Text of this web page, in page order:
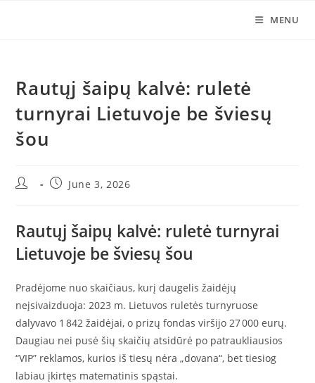
MENU
Rautųj šaipų kalvė: ruletė
turnyrai Lietuvoje be šviesų
šou
Post
PostJune 3, 2026
Rautųj šaipų kalvė: ruletė turnyrai
Lietuvoje be šviesų šou
Pradėjome nuo skaičiaus, kurį daugelis žaidėjų
neįsivaizduoja: 2023 m. Lietuvos ruletės turnyruose
dalyvavo 1 842 žaidėjai, o prizų fondas viršijo 27 000 eurų.
Daugiau nei pusė šių skaičių atsidūrė po patraukliausios
“VIP” reklamos, kurios iš tiesų nėra „dovana“, bet tiesiog
labiau įkirtęs matematinis spąstai.